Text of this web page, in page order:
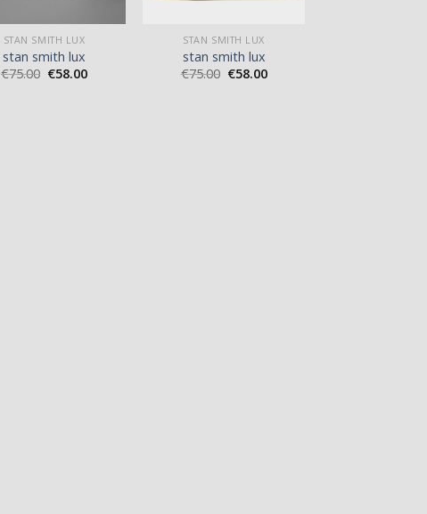
STAN SMITH LUX
stan smith lux
€75.00 €58.00
STAN SMITH LUX
stan smith lux
€75.00 €58.00